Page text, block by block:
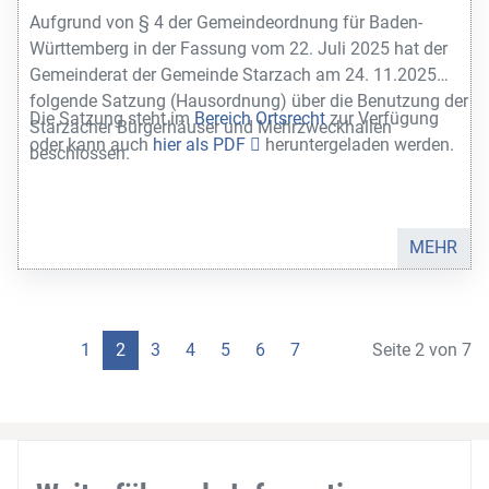
Aufgrund von § 4 der Gemeindeordnung für Baden-
Württemberg in der Fassung vom 22. Juli 2025 hat der
Gemeinderat der Gemeinde Starzach am 24. 11.2025
folgende Satzung (Hausordnung) über die Benutzung der
Starzacher Bürgerhäuser und Mehrzweckhallen
beschlossen.
Die Satzung steht imBereich Ortsrechtzur Verfügung
oder kann auch hier als PDF heruntergeladen werden.
MEHR
Seite 2 von 7
1 2 3 4 5 6 7